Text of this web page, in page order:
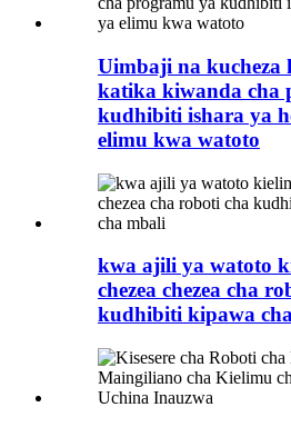
Uimbaji na kucheza
katika kiwanda cha
kudhibiti ishara ya
elimu kwa watoto
kwa ajili ya watoto
chezea chezea cha
kudhibiti kipawa